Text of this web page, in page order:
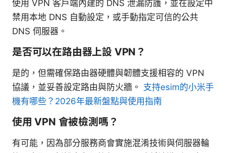
使用 VPN 客戶端內建的 DNS 泄漏防護，並在設定中
禁用本地 DNS 自動設定，或手動指定可信的公共
DNS 伺服器。
是否可以在路由器上設 VPN？
是的，但需確保路由器硬體與韌體支援相容的 VPN
協議，並妥善設定路由與防火牆。 支持esim的小米手
機有哪些？2026年最新盤點與使用指南
使用 VPN 會被檢測嗎？
有可能，因為部分服務商會實施混淆技術與伺服器輪